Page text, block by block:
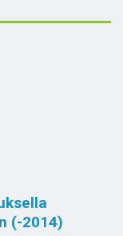
(-2014)